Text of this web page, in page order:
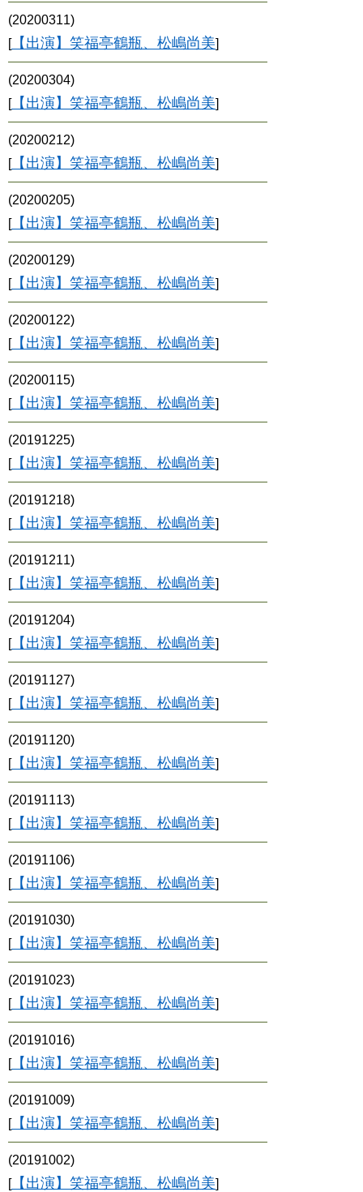
(20200311)
[【出演】笑福亭鶴瓶、松嶋尚美]
(20200304)
[【出演】笑福亭鶴瓶、松嶋尚美]
(20200212)
[【出演】笑福亭鶴瓶、松嶋尚美]
(20200205)
[【出演】笑福亭鶴瓶、松嶋尚美]
(20200129)
[【出演】笑福亭鶴瓶、松嶋尚美]
(20200122)
[【出演】笑福亭鶴瓶、松嶋尚美]
(20200115)
[【出演】笑福亭鶴瓶、松嶋尚美]
(20191225)
[【出演】笑福亭鶴瓶、松嶋尚美]
(20191218)
[【出演】笑福亭鶴瓶、松嶋尚美]
(20191211)
[【出演】笑福亭鶴瓶、松嶋尚美]
(20191204)
[【出演】笑福亭鶴瓶、松嶋尚美]
(20191127)
[【出演】笑福亭鶴瓶、松嶋尚美]
(20191120)
[【出演】笑福亭鶴瓶、松嶋尚美]
(20191113)
[【出演】笑福亭鶴瓶、松嶋尚美]
(20191106)
[【出演】笑福亭鶴瓶、松嶋尚美]
(20191030)
[【出演】笑福亭鶴瓶、松嶋尚美]
(20191023)
[【出演】笑福亭鶴瓶、松嶋尚美]
(20191016)
[【出演】笑福亭鶴瓶、松嶋尚美]
(20191009)
[【出演】笑福亭鶴瓶、松嶋尚美]
(20191002)
[【出演】笑福亭鶴瓶、松嶋尚美]